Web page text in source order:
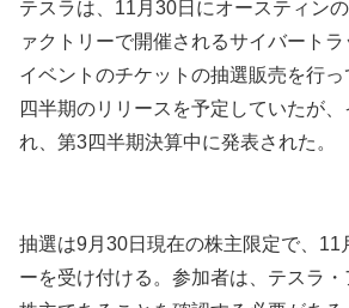
テスラは、11月30日にオースティン
ァクトリーで開催されるサイバートラ
イベントのチケットの抽選販売を行
四半期のリリースを予定していたが
れ、第3四半期決算中に発表された。
抽選は9月30日現在の株主限定で、11
ーを受け付ける。参加者は、テスラ